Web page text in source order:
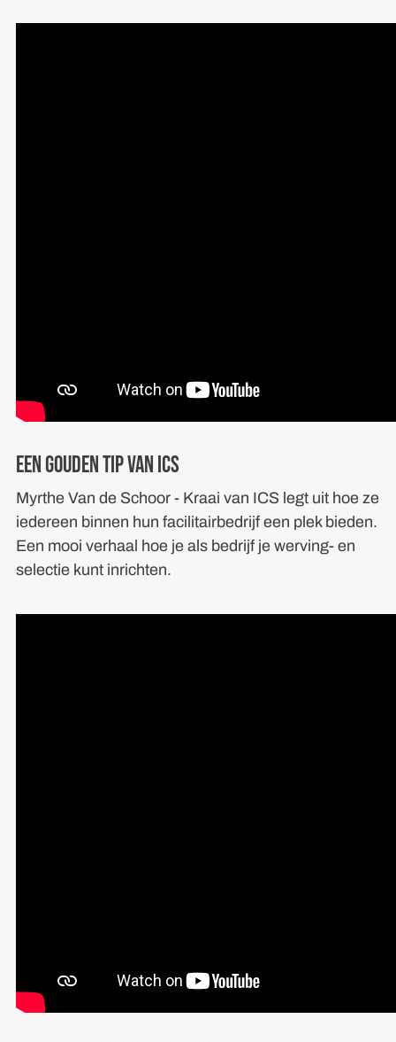
Een gouden tip van ICS
Myrthe Van de Schoor - Kraai van ICS legt uit hoe ze
iedereen binnen hun facilitairbedrijf een plek bieden.
Een mooi verhaal hoe je als bedrijf je werving- en
selectie kunt inrichten.